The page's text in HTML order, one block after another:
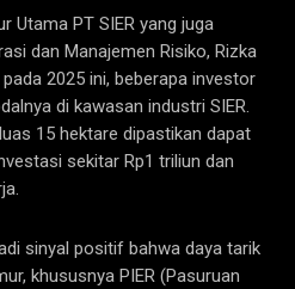
Utama PT SIER yang juga
dan Manajemen Risiko, Rizka
2025 ini, beberapa investor
di kawasan industri SIER.
15 hektare dipastikan dapat
sekitar Rp1 triliun dan
sinyal positif bahwa daya tarik
khususnya PIER (Pasuruan